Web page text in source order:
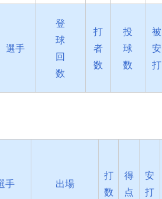
選手
登
球
回
数
打
者
数
投
球
数
被
安
打
手 出場
打
数
得
点
安
打